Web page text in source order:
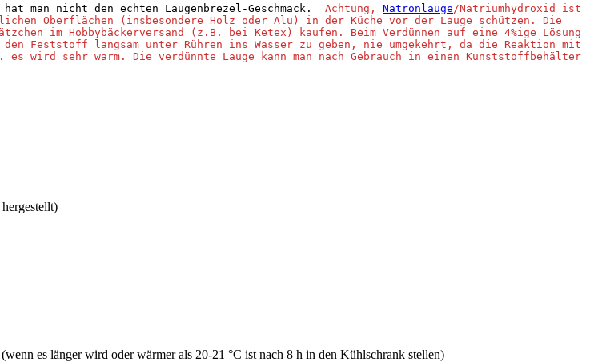
man nicht den echten Laugenbrezel-Geschmack. Achtung, Natronlauge /Natriumhydroxid ist
Oberflächen (insbesondere Holz oder Alu) in der Küche vor der Lauge schützen. Die
im Hobbybäckerversand (z.B. bei Ketex) kaufen. Beim Verdünnen auf eine 4%ige Lösung
Feststoff langsam unter Rühren ins Wasser zu geben, nie umgekehrt, da die Reaktion mit
wird sehr warm. Die verdünnte Lauge kann man nach Gebrauch in einen Kunststoffbehälter
es länger wird oder wärmer als 20-21 °C ist nach 8 h in den Kühlschrank stellen)